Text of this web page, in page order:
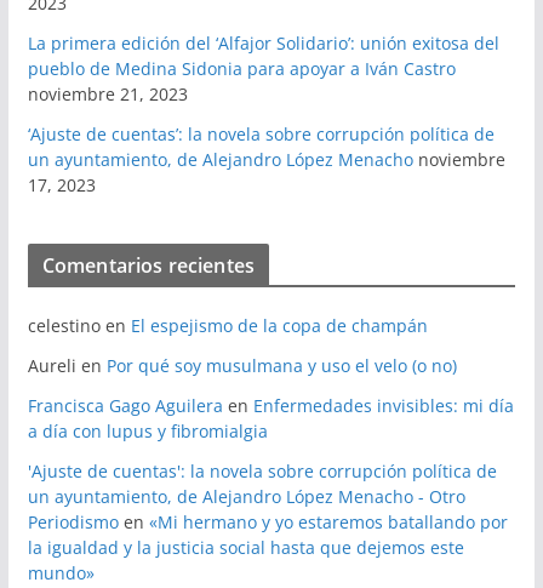
La primera edición del ‘Alfajor Solidario’: unión exitosa del
pueblo de Medina Sidonia para apoyar a Iván Castro
noviembre 21, 2023
‘Ajuste de cuentas’: la novela sobre corrupción política de
un ayuntamiento, de Alejandro López Menacho noviembre
17, 2023
Comentarios recientes
celestinoen El espejismo de la copa de champán
Aureli en Por qué soy musulmana y uso el velo (o no)
Francisca Gago Aguilera en Enfermedades invisibles: mi día
a día con lupus y fibromialgia
'Ajuste de cuentas': la novela sobre corrupción política de
un ayuntamiento, de Alejandro López Menacho - Otro
Periodismoen «Mi hermano y yo estaremos batallando por
la igualdad y la justicia social hasta que dejemos este
mundo»